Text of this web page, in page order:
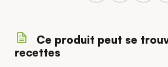
Ce produit peut se
recettes